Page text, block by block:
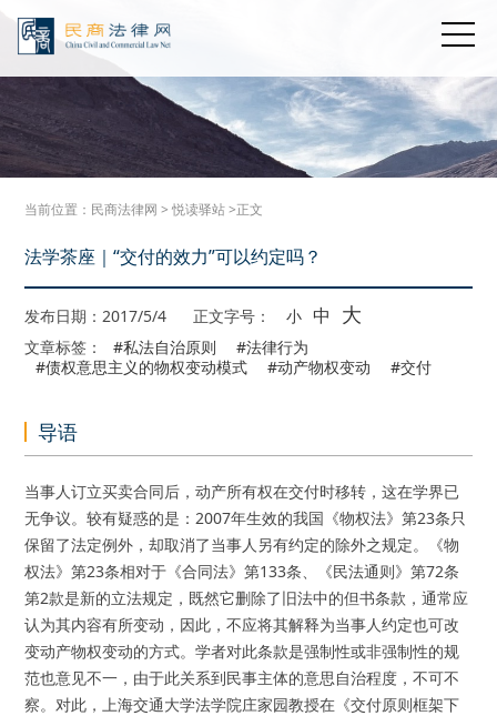
当前位置： 民商法律网 >悦读驿站>正文
法学茶座｜“交付的效力”可以约定吗？
发布日期：2017/5/4 正文字号： 小 中 大
文章标签： #私法自治原则
#法律行为
#债权意思主义的物权变动模式
#动产物权变动 #交付
导语
当事人订立买卖合同后，动产所有权在交付时移转，这在学界已
无争议。较有疑惑的是：2007年生效的我国《物权法》第23条只
保留了法定例外，却取消了当事人另有约定的除外之规定。《物
权法》第23条相对于《合同法》第133条、《民法通则》第72条
第2款是新的立法规定，既然它删除了旧法中的但书条款，通常应
认为其内容有所变动，因此，不应将其解释为当事人约定也可改
变动产物权变动的方式。学者对此条款是强制性或非强制性的规
范也意见不一，由于此关系到民事主体的意思自治程度，不可不
察。对此，上海交通大学法学院庄家园教授在《交付原则框架下